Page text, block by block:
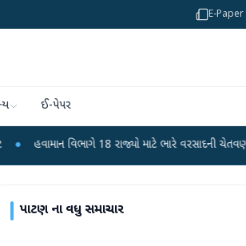
E-Paper
ઈ-પેપર
18 રાજ્યો માટે ભારે વરસાદની ચેતવણી જારી કરી ●
પાટણના વધુ સમાચાર